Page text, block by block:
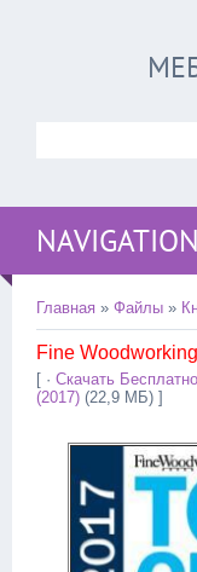
NAVIGATION
Главная » Файлы »
Fine
[ · Скачать
(2017) (22,9 МБ) ]